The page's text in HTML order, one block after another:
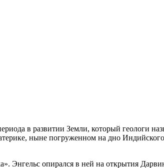
в развитии Земли, который геологи
ныне погруженном на дно
Энгельс опирался в ней на открытия